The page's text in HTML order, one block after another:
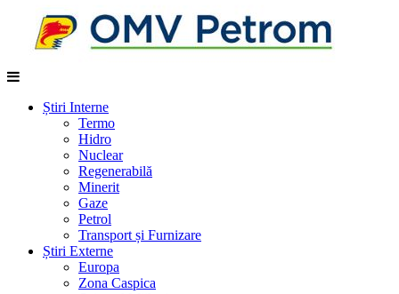
Știri Interne
Termo
Hidro
Nuclear
Regenerabilă
Minerit
Gaze
Petrol
Transport și Furnizare
Știri Externe
Europa
Zona Caspica